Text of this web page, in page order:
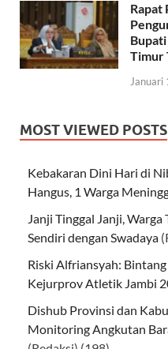
Rapat
Timur
Januari
MOST VIEWED POSTS
Kebakaran Dini Hari di
Hangus, 1 Warga
Janji Tinggal Janji,
Sendiri dengan Swadaya
Riski Alfriansyah:
Kejurprov Atletik Jambi
Dishub Provinsi dan
Monitoring Angkutan